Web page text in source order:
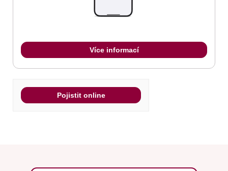
Více informací
Pojistit online